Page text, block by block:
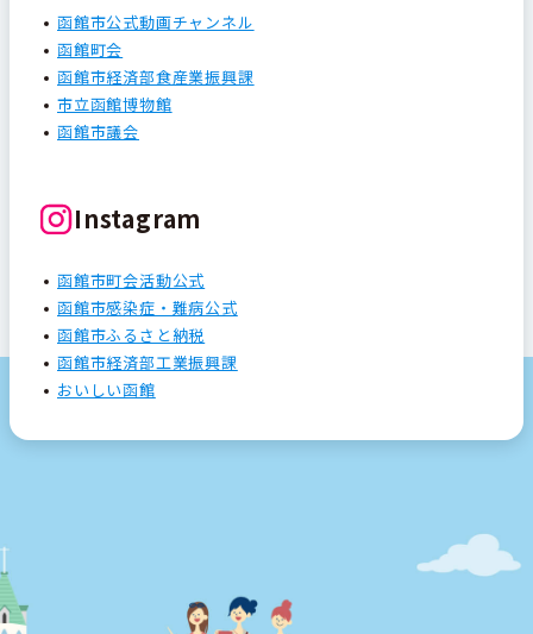
函館市公式動画チャンネル
函館町会
函館市経済部食産業振興課
市立函館博物館
函館市議会
Instagram
函館市町会活動公式
函館市感染症・難病公式
函館市ふるさと納税
函館市経済部工業振興課
おいしい函館